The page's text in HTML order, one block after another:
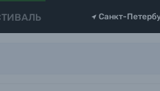
Санкт-